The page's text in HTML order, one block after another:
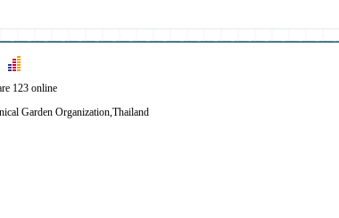
123 online
Garden Organization,Thailand